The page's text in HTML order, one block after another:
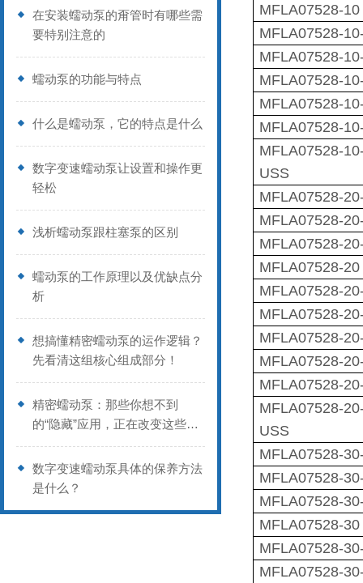
在安装蠕动泵的甭管时有哪些需
要特别注意的
蠕动泵的功能与特点
什么是蠕动泵，它的特点是什么
数字变速蠕动泵让设置和操作更
轻松
浅析蠕动泵跟柱塞泵的区别
蠕动泵的工作原理以及优缺点分
析
想搞懂精密蠕动泵的运作逻辑？
先看清这组核心组成部分！
精密蠕动泵：那些你想不到
的“隐藏”应用，正在改变这些行
业
数字变速蠕动泵具体的保养方法
是什么？
MFLA07528-10
MFLA07528-
MFLA07528-
MFLA07528-
MFLA07528-
MFLA07528-
MFLA07528-
USS
MFLA07528-
MFLA07528-
MFLA07528-
MFLA07528-20
MFLA07528-
MFLA07528-
MFLA07528-
MFLA07528-
MFLA07528-
MFLA07528-
USS
MFLA07528-
MFLA07528-
MFLA07528-
MFLA07528-30
MFLA07528-
MFLA07528-